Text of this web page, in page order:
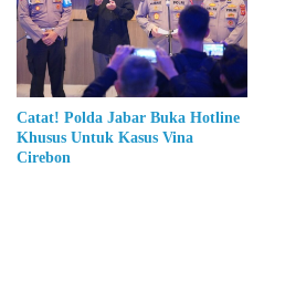
Catat! Polda Jabar Buka Hotline
Khusus Untuk Kasus Vina
Cirebon